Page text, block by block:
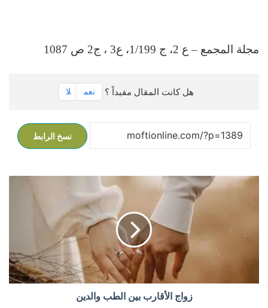
مجلة المجمع – ع 2، ج 1/199، ع3 ، ج2 ص 1087
هل كانت المقال مفيداً ؟ نعم لا
نسخ الرابط
ا
زواج الأقارب بين الطب والدين